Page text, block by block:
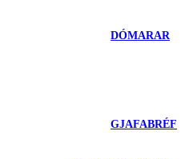
DÓMARAR
GJAFABRÉF